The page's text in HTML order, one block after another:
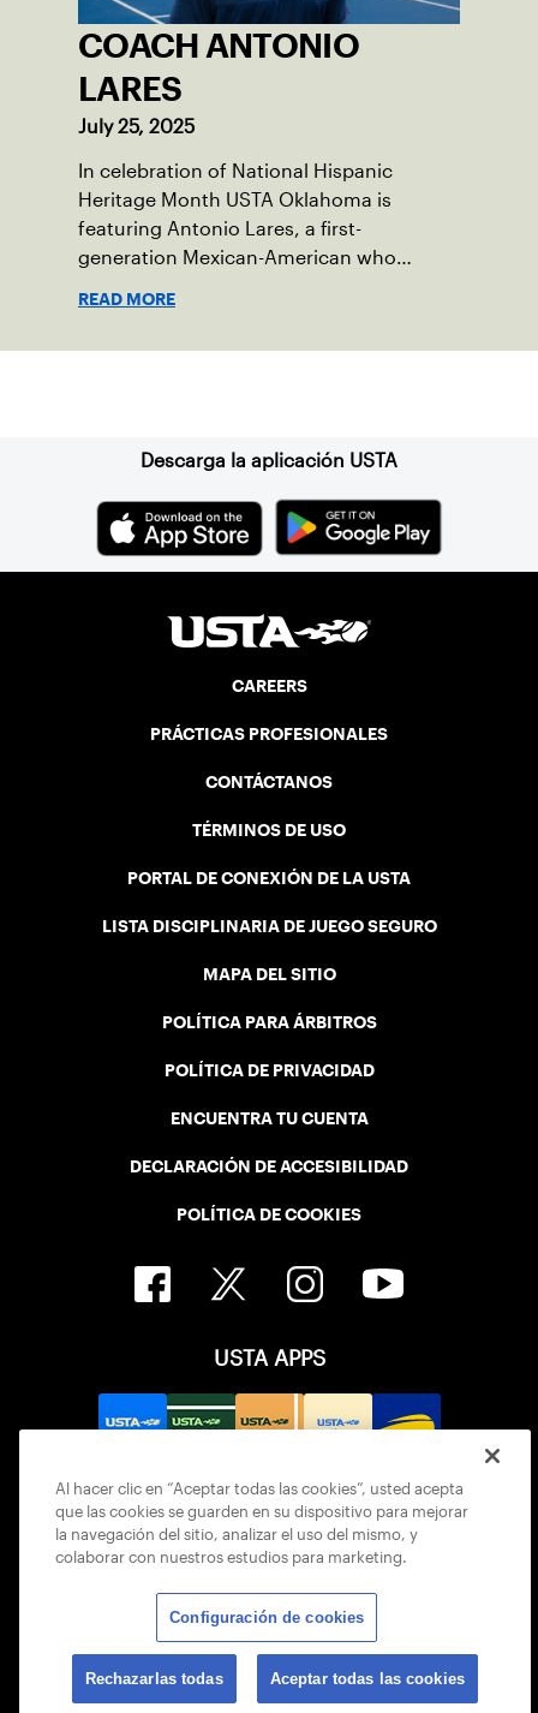
COACH ANTONIO
LARES
July 25, 2025
In celebration of National Hispanic
Heritage Month USTA Oklahoma is
featuring Antonio Lares, a first-
generation Mexican-American who
READ MORE
Descarga la aplicación USTA
CAREERS
PRÁCTICAS PROFESIONALES
CONTÁCTANOS
TÉRMINOS DE USO
PORTAL DE CONEXIÓN DE LA USTA
LISTA DISCIPLINARIA DE JUEGO SEGURO
MAPA DEL SITIO
POLÍTICA PARA ÁRBITROS
POLÍTICA DE PRIVACIDAD
ENCUENTRA TU CUENTA
DECLARACIÓN DE ACCESIBILIDAD
POLÍTICA DE COOKIES
USTA APPS
© 2026 USTA ALL RIGHTS RESERVED
Al hacer clic en “Aceptar todas las cookies”, usted acepta
que las cookies se guarden en su dispositivo para mejorar
la navegación del sitio, analizar el uso del mismo, y
colaborar con nuestros estudios para marketing.
Configuración de cookies
Rechazarlas todas Aceptar todas las cookies